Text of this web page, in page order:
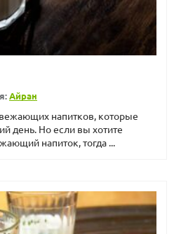
Айран
напитков, которые
день. Но если вы хотите
напиток, тогда ...